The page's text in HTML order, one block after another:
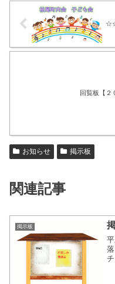
回覧板【２
お知らせ 掲示板
関連記事
掲示板